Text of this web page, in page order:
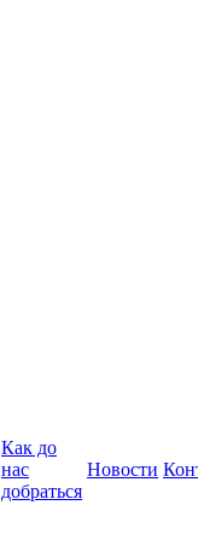
Как до
нас
добраться
Новости